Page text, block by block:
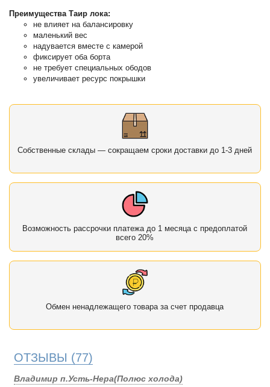
Преимущества Таир лока:
не влияет на балансировку
маленький вес
надувается вместе с камерой
фиксирует оба борта
не требует специальных ободов
увеличивает ресурс покрышки
Собственные склады — сокращаем сроки доставки до 1-3 дней
Возможность рассрочки платежа до 1 месяца с предоплатой
всего 20%
Обмен ненадлежащего товара за счет продавца
ОТЗЫВЫ (77)
Владимир п.Усть-Нера(Полюс холода)